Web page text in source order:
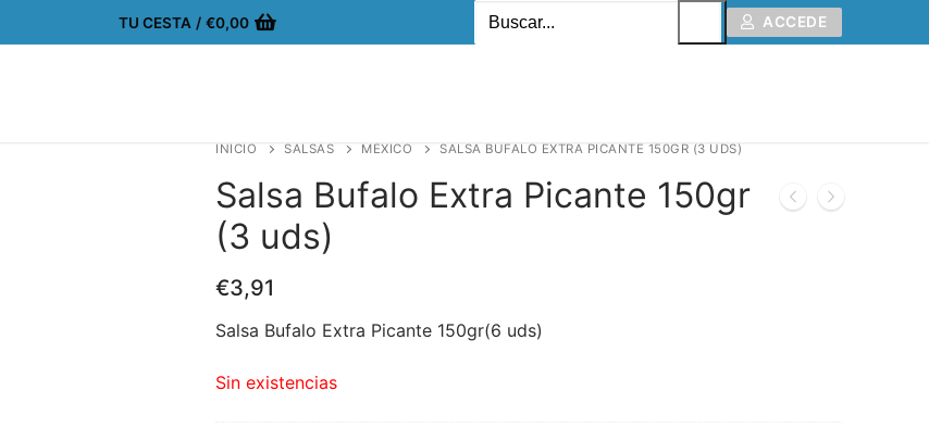
TU CESTA / €0,00 ACCEDE
INICIO SALSAS MÉXICO SALSA BUFALO EXTRA PICANTE 150GR (3 UDS)
Salsa Bufalo Extra Picante 150gr
(3 uds)
€3,91
Salsa Bufalo Extra Picante 150gr(6 uds)
Sin existencias